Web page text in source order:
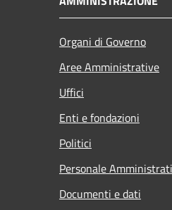
Organi di Governo
Aree Amministrative
Uffici
Enti e fondazioni
Politici
Personale
Documenti e dati